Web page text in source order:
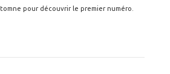
pour découvrir le premier numéro.